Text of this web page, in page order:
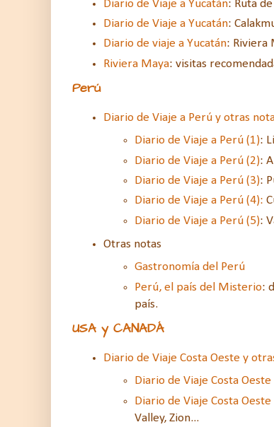
Diario de Viaje a Yucatán: Ruta
Diario de Viaje a Yucatán:
Diario de viaje a Yucatán: Riviera
Riviera Maya: visitas
Perú
Diario de Viaje a Perú y otras
Diario de Viaje a Perú (1):
Diario de Viaje a Perú (2):
Diario de Viaje a Perú (3):
Diario de Viaje a Perú (4):
Diario de Viaje a Perú (5):
Otras notas
Gastronomía del Perú
Perú, el país del Misterio:
país.
USA y CANADÁ
Diario de Viaje Costa Oeste y
Diario de Viaje Costa Oeste
Diario de Viaje Costa Oeste
Valley, Zion...